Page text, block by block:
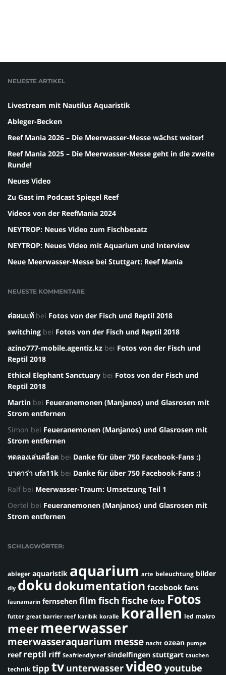
NEUESTE ARTIKEL
Livestream mit Nautilus Aquaristik
Ableger-Becken
Reef Mania 2026 – Die Meerwasser-Messe wächst weiter!
Reef Mania 2025 – Die Meerwasser-Messe geht in die zweite
Runde!
Neues Video
Zu Gast im Podcast Spiegel Reef
Videos von der ReefMania 2024
NEYTROP: Neues Video zum Fischbesatz
NEYTROP: Neues Video mit Aquarium und Interview
Neue Meerwasser-Messe bei Stuttgart: Reef Mania
NEUESTE KOMMENTARE
ต่อผมแท้ bei Fotos von der Fisch und Reptil 2018
switching bei Fotos von der Fisch und Reptil 2018
azino777-mobile.agentiz.kz bei Fotos von der Fisch und
Reptil 2018
Ethical Elephant Sanctuary bei Fotos von der Fisch und
Reptil 2018
Martin bei Feueranemonen (Manjanos) und Glasrosen mit
Strom entfernen
Simon bei Feueranemonen (Manjanos) und Glasrosen mit
Strom entfernen
ทดลองเล่นสล็อต bei Danke für über 750 Facebook-Fans :)
บาคาร่า ufa11k bei Danke für über 750 Facebook-Fans :)
Ralf bei Meerwasser-Traum: Umsetzung Teil 1
Oertel bei Feueranemonen (Manjanos) und Glasrosen mit
Strom entfernen
SCHLAGWÖRTER:
ableger aquaristik aquarium arte beleuchtung bilder
diy doku dokumentation facebook fans
faunamarin fernsehen film fisch fische foto Fotos
futter great barrier reef karibik koralle korallen led makro
meermeerwasser
meerwasseraquarium messe nacht ozean pumpe
reef reptil riff Seafriendlyreef sindelfingen stuttgart tauchen
technik tipp tv unterwasservideo youtube